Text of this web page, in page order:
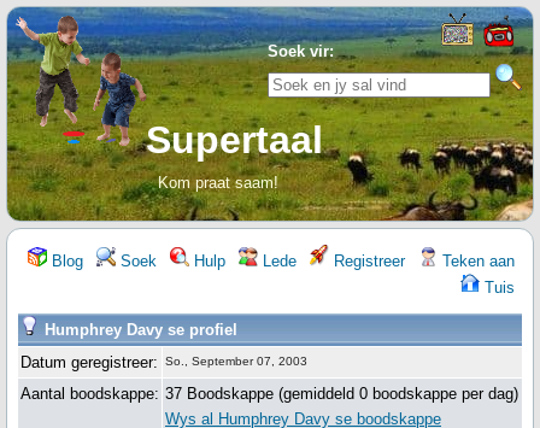
Soek vir:
Supertaal
Kom praat saam!
Blog Soek Hulp Lede Registreer
Teken aan
Tuis
Humphrey Davy se profiel
Datum geregistreer:
So., September 07, 2003
Aantal boodskappe: 37 Boodskappe (gemiddeld 0 boodskappe per dag)
Wys al Humphrey Davy se boodskappe